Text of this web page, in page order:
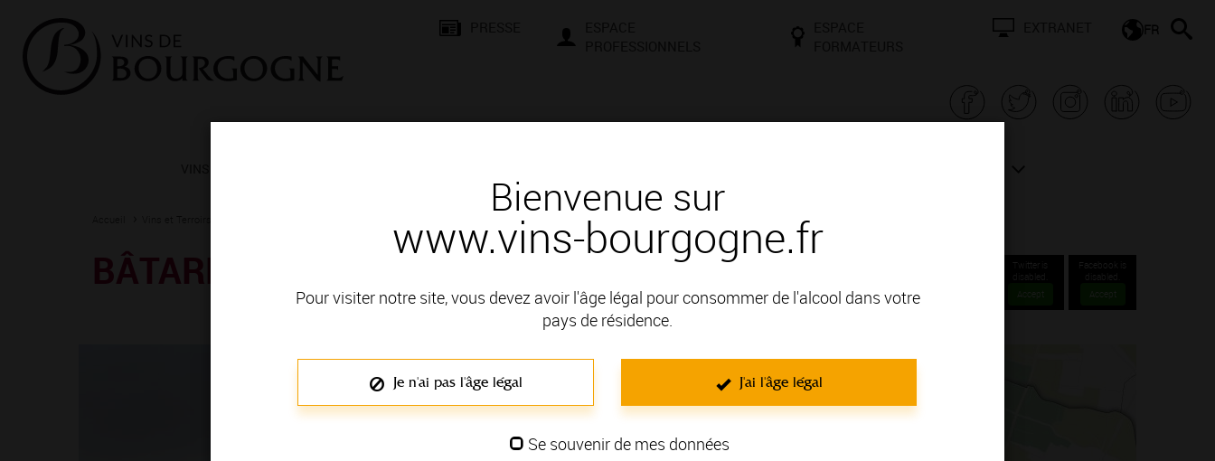
Bienvenue sur
www.vins-bourgogne.fr
Pour visiter notre site, vous devez avoir l'âge légal pour consommer de l'alcool dans votre
pays de résidence.
Je n'ai pas l'âge légal J'ai l'âge légal
Se souvenir de mes données
FR
La Bourgogne, une localisation privilégiée
Twitter is
disabled.
Accept
Facebook is
disabled.
Accept
BÂTARD-MONTRACHET